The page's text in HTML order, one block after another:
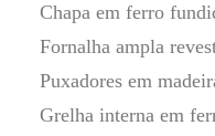
Chapa em ferro
Fornalha ampla
Puxadores em
Grelha interna em